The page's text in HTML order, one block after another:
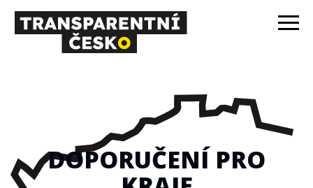
DOPORUČENÍ PRO